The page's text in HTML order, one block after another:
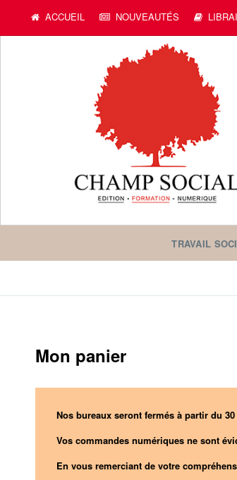
ACCUEIL NOUVEAUTÉS
TRAVAIL
Mon panier
Nos bureaux seront fermés à partir du
Vos commandes numériques ne sont
En vous remerciant de votre